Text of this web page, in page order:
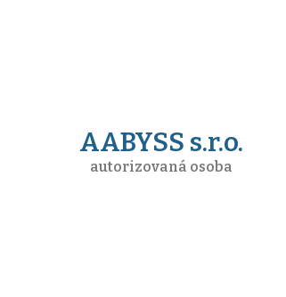
AABYSS s.r.o.
autorizovaná osoba